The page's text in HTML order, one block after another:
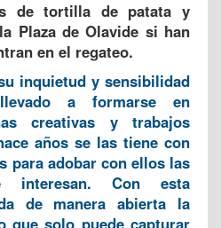
de tortilla de patata y
Plaza de Olavide si han
en el regateo.
inquietud y sensibilidad
a formarse en
creativas y trabajos
años se las tiene con
para adobar con ellos las
interesan. Con esta
de manera abierta la
que solo puede capturar